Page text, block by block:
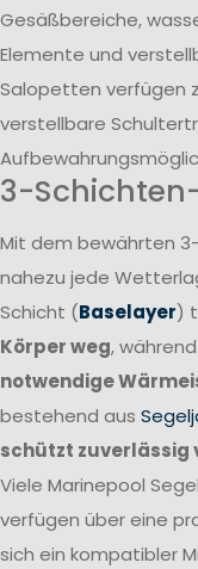
Gesäßbereiche,
Elemente und
Salopetten verfügen
verstellbare
3-
Mit dem bewährten
nahezu jede
Schicht (Baselayer)
Körper weg,
notwendige
bestehend aus
schützt zuverlässig
Viele Marinepool
verfügen über eine
sich ein kompatibler